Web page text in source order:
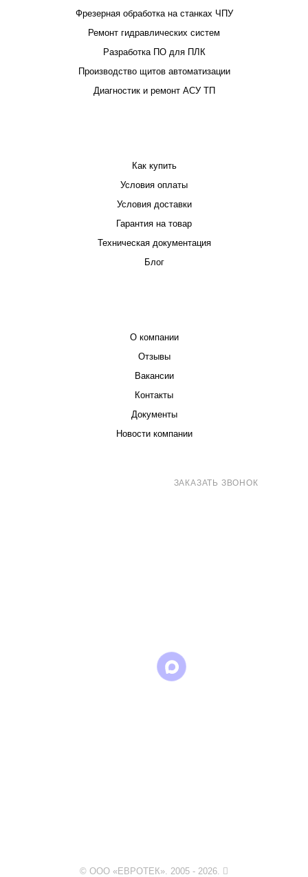
Фрезерная обработка на станках ЧПУ
Ремонт гидравлических систем
Разработка ПО для ПЛК
Производство щитов автоматизации
Диагностик и ремонт АСУ ТП
Как купить
Условия оплаты
Условия доставки
Гарантия на товар
Техническая документация
Блог
О компании
Отзывы
Вакансии
Контакты
Документы
Новости компании
ЗАКАЗАТЬ ЗВОНОК
© ООО «ЕВРОТЕК». 2005 - 2026.